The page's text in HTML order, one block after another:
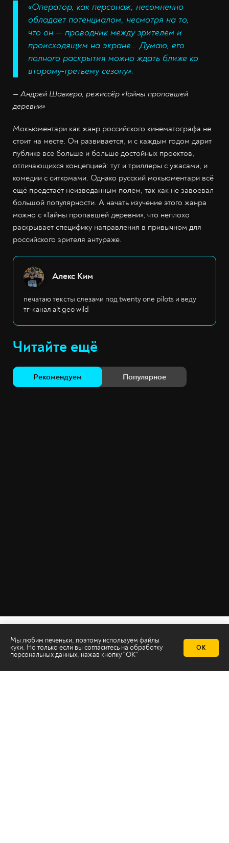
«Оператор, как персонаж, несомненно
обладает потенциалом, несмотря на то,
что он — проводник между зрителем и
происходящим на экране… Думаю, его
полного раскрытия можно ждать ближе ко
второму-третьему сезону».
— Андрей Шавкеро, режиссёр «Тайны пропавшей
деревни»
Мокьюментари как жанр российского кинематографа не
стоит на месте. Он развивается, и с каждым годом дарит
публике всё больше и больше достойных проектов,
отличающихся концепцией: тут и триллеры с ужасами, и
комедии с ситкомами. Однако русский мокьюментари всё
ещё предстаёт неизведанным полем, так как не завоевал
большой популярности. А начать изучение этого жанра
можно с «Тайны пропавшей деревни», что неплохо
раскрывает специфику направления в привычном для
российского зрителя антураже.
Алекс Ким
печатаю тексты слезами под twenty one pilots и веду
тг-канал alt geo wild
Читайте ещё
Рекомендуем Популярное
Мы любим печеньки, поэтому используем файлы
куки. Но только если вы согласитесь на обработку
персональных данных, нажав кнопку "ОК"
ОК